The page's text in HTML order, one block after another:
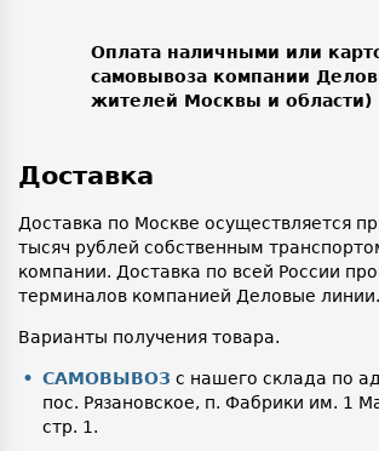
Оплата наличными или
самовывоза компании
жителей Москвы и области)
Доставка
Доставка по Москве осуществляется
тысяч рублей собственным
компании. Доставка по всей России
терминалов компанией Деловые линии.
Варианты получения товара.
САМОВЫВОЗ с нашего склада по
пос. Рязановское, п. Фабрики им. 1
стр. 1.